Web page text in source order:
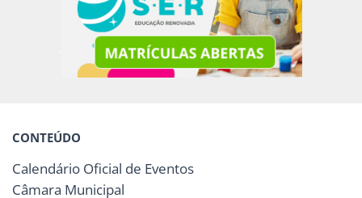
CONTEÚDO
Calendário Oficial de Eventos
Câmara Municipal